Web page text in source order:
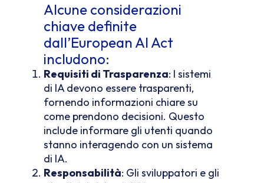
Alcune considerazioni
chiave definite
dall’European AI Act
includono:
Requisiti di Trasparenza: I sistemi
di IA devono essere trasparenti,
fornendo informazioni chiare su
come prendono decisioni. Questo
include informare gli utenti quando
stanno interagendo con un sistema
di IA.
Responsabilità: Gli sviluppatori e gli